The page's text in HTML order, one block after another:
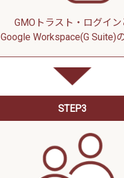
GMOトラスト・ログイン
Google Workspace(G Suite)
STEP3